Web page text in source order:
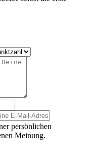
persönlichen
Meinung.